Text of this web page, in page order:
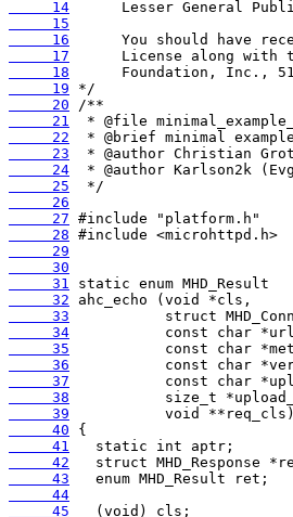
     14
     15
     16
     17
     18
     19
     20
     21
     22
     23
     24
     25
     26
     27
     28
     29
     30
     31
     32
     33
     34
     35
     36
     37
     38
     39
     40
     41
     42
     43
     44
     45